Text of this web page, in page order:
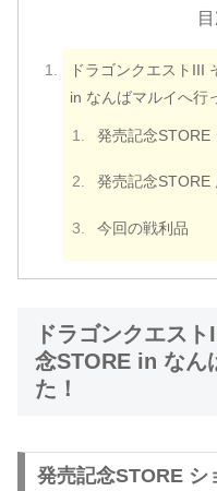
ドラゴンクエストIII
in なんばマルイへ行
発売記念STORE
発売記念STORE
今回の戦利品
ドラゴンクエス
念STORE in なん
た！
発売記念STORE シ